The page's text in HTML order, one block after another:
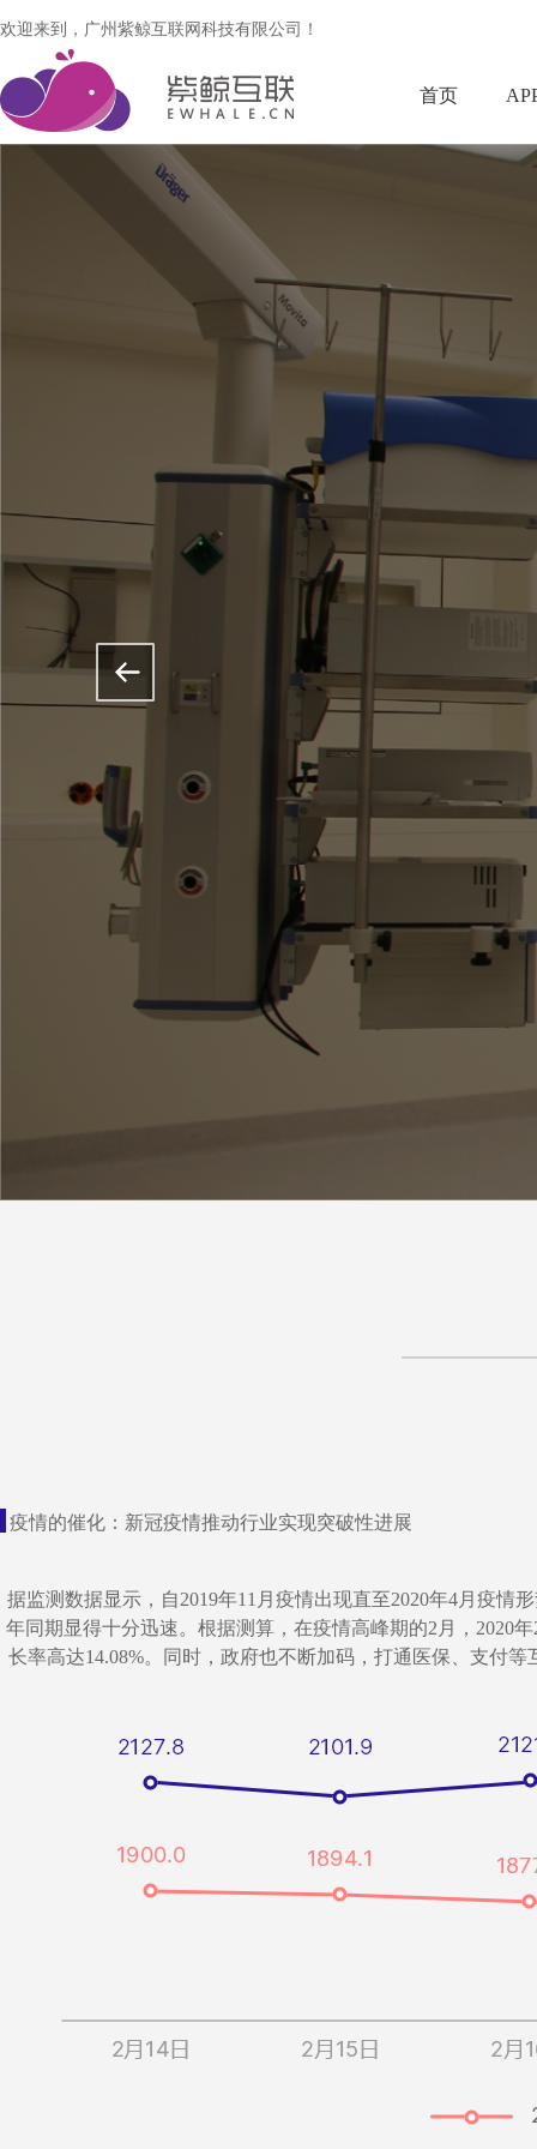
欢迎来到，广州紫鲸互联网科技有限公司！
首页
疫情的催化：新冠疫情推动行业实现突破性进展
据监测数据显示，自2019年11月疫情出现直至2020年4月疫情
年同期显得十分迅速。根据测算，在疫情高峰期的2月，2020
长率高达14.08%。同时，政府也不断加码，打通医保、支付